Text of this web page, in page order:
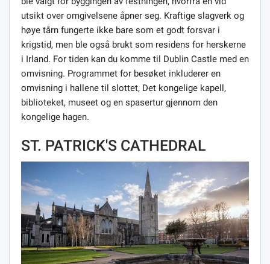
utsikt over omgivelsene åpner seg. Kraftige slagverk og
høye tårn fungerte ikke bare som et godt forsvar i
krigstid, men ble også brukt som residens for herskerne
i Irland. For tiden kan du komme til Dublin Castle med en
omvisning. Programmet for besøket inkluderer en
omvisning i hallene til slottet, Det kongelige kapell,
biblioteket, museet og en spasertur gjennom den
kongelige hagen.
ST. PATRICK'S CATHEDRAL